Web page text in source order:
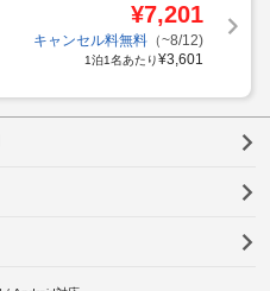
¥7,201
キャンセル料無料（~8/12)
1泊1名あたり¥3,601